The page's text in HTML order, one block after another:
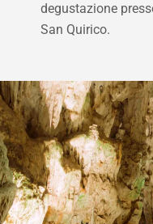
degustazione
San Quirico.